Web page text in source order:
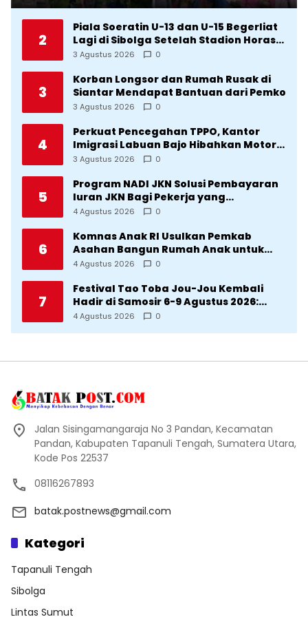
Manfaatkan CFD
2
Piala Soeratin U-13 dan U-15 Begerliat
Lagi di Sibolga Setelah Stadion Horas
Direvitalisasi Wali Kota
3 Agustus 2026 0
3
Korban Longsor dan Rumah Rusak di
Siantar Mendapat Bantuan dari Pemko
3 Agustus 2026 0
4
Perkuat Pencegahan TPPO, Kantor
Imigrasi Labuan Bajo Hibahkan Motor
Operasional ke Lima Desa di
3 Agustus 2026 0
5
Program NADI JKN Solusi Pembayaran
Iuran JKN Bagi Pekerja yang
Penghasilannya Tidak Tetap
4 Agustus 2026 0
6
Komnas Anak RI Usulkan Pemkab
Asahan Bangun Rumah Anak untuk
Korban Kekerasan
4 Agustus 2026 0
7
Festival Tao Toba Jou-Jou Kembali
Hadir di Samosir 6-9 Agustus 2026:
Datang Saksikan Kemeriahan dan Raih
4 Agustus 2026 0
Jalan Sisingamangaraja No 3 Pandan, Kecamatan
Pandan, Kabupaten Tapanuli Tengah, Sumatera Utara,
Kode Pos 22537
08116267893
batak.postnews@gmail.com
Kategori
Tapanuli Tengah
Sibolga
Lintas Sumut